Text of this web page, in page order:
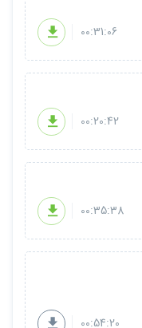
00:31:06
00:20:42
00:35:38
00:54:20